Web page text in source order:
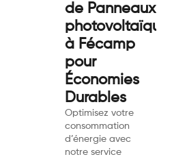
de Panneaux
photovoltaïques
à Fécamp
pour
Économies
Durables
Optimisez votre
consommation
d’énergie avec
notre service